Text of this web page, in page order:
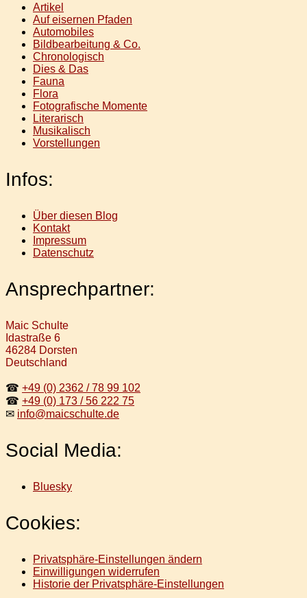
Artikel
Auf eisernen Pfaden
Automobiles
Bildbearbeitung & Co.
Chronologisch
Dies & Das
Fauna
Flora
Fotografische Momente
Literarisch
Musikalisch
Vorstellungen
Infos:
Über diesen Blog
Kontakt
Impressum
Datenschutz
Ansprechpartner:
Maic Schulte
Idastraße 6
46284 Dorsten
Deutschland
☎ +49 (0) 2362 / 78 99 102
☎ +49 (0) 173 / 56 222 75
✉ info@maicschulte.de
Social Media:
Bluesky
Cookies:
Privatsphäre-Einstellungen ändern
Einwilligungen widerrufen
Historie der Privatsphäre-Einstellungen